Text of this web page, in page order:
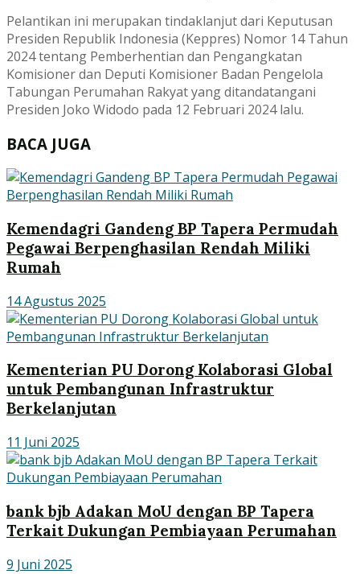
Pelantikan ini merupakan tindaklanjut dari Keputusan
Presiden Republik Indonesia (Keppres) Nomor 14 Tahun
2024 tentang Pemberhentian dan Pengangkatan
Komisioner dan Deputi Komisioner Badan Pengelola
Tabungan Perumahan Rakyat yang ditandatangani
Presiden Joko Widodo pada 12 Februari 2024 lalu.
BACA JUGA
Kemendagri Gandeng BP Tapera Permudah
Pegawai Berpenghasilan Rendah Miliki
Rumah
14 Agustus 2025
Kementerian PU Dorong Kolaborasi Global
untuk Pembangunan Infrastruktur
Berkelanjutan
11 Juni 2025
bank bjb Adakan MoU dengan BP Tapera
Terkait Dukungan Pembiayaan Perumahan
9 Juni 2025